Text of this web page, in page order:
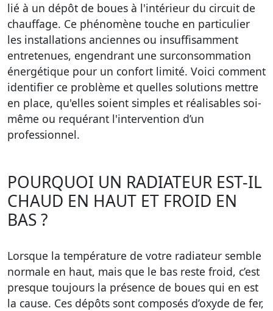
lié à un dépôt de boues à l'intérieur du circuit de
chauffage. Ce phénomène touche en particulier
les installations anciennes ou insuffisamment
entretenues, engendrant une surconsommation
énergétique pour un confort limité. Voici comment
identifier ce problème et quelles solutions mettre
en place, qu'elles soient simples et réalisables soi-
même ou requérant l'intervention d’un
professionnel.
POURQUOI UN RADIATEUR EST-IL
CHAUD EN HAUT ET FROID EN
BAS ?
Lorsque la température de votre radiateur semble
normale en haut, mais que le bas reste froid, c’est
presque toujours la présence de boues qui en est
la cause. Ces dépôts sont composés d’oxyde de fer,